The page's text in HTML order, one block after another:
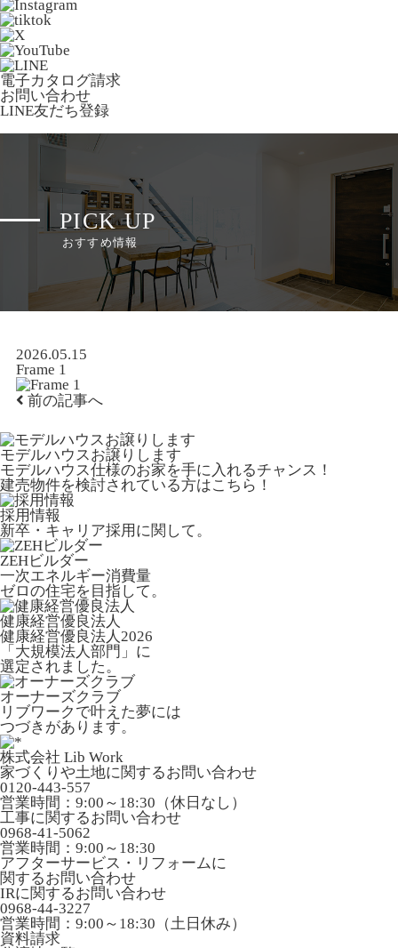
電子カタログ請求
お問い合わせ
LINE友だち登録
PICK UP
おすすめ情報
2026.05.15
Frame 1
前の記事へ
モデルハウスお譲りします
モデルハウス仕様のお家を手に入れるチャンス！
建売物件を検討されている方はこちら！
採用情報
新卒・キャリア採用に関して。
ZEHビルダー
一次エネルギー消費量
ゼロの住宅を目指して。
健康経営優良法人
健康経営優良法人2026
「大規模法人部門」に
選定されました。
オーナーズクラブ
リブワークで叶えた夢には
つづきがあります。
株式会社 Lib Work
家づくりや土地に関するお問い合わせ
0120-443-557
営業時間：9:00～18:30（休日なし）
工事に関するお問い合わせ
0968-41-5062
営業時間：9:00～18:30
アフターサービス・リフォームに
関するお問い合わせ
IRに関するお問い合わせ
0968-44-3227
営業時間：9:00～18:30（土日休み）
資料請求